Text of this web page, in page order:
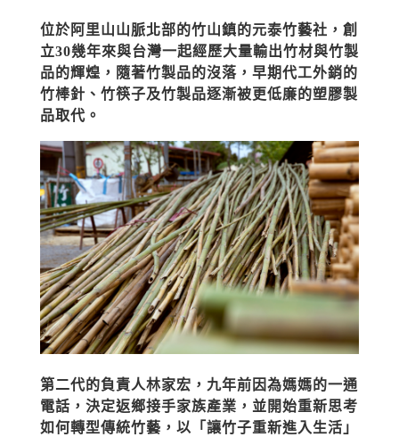
位於阿里山山脈北部的竹山鎮的元泰竹藝社，創
立30幾年來與台灣一起經歷大量輸出竹材與竹製
品的輝煌，隨著竹製品的沒落，早期代工外銷的
竹棒針、竹筷子及竹製品逐漸被更低廉的塑膠製
品取代。
第二代的負責人林家宏，九年前因為媽媽的一通
電話，決定返鄉接手家族產業，並開始重新思考
如何轉型傳統竹藝，以「讓竹子重新進入生活」